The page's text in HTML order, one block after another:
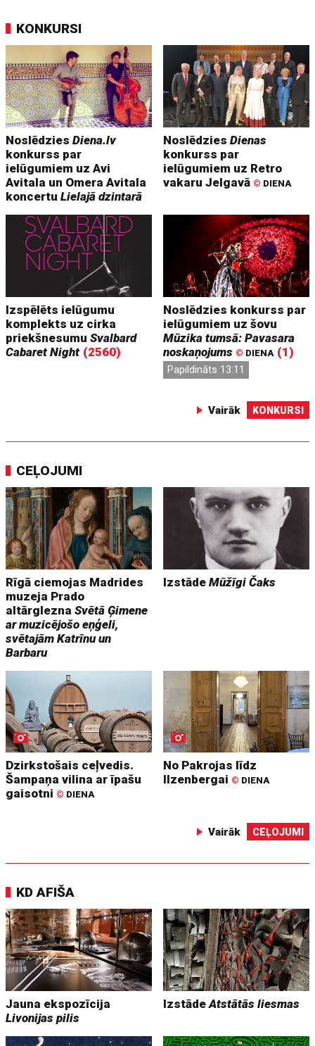
KONKURSI
NoslēdziesDiena.lv
konkurss par
ielūgumiem uz Avi
Avitala un Omera Avitala
koncertuLielajā dzintarā
NoslēdziesDienas
konkurss par
ielūgumiem uz Retro
vakaru Jelgavā © DIENA
Izspēlēts ielūgumu
komplekts uz cirka
priekšnesumuSvalbard
Cabaret Night (2560)
Noslēdzies konkurss par
ielūgumiem uz šovu
Mūzika tumsā: Pavasara
noskaņojums © DIENA (1)
Papildināts 13:11
Vairāk KONKURSI
CEĻOJUMI
Rīgā ciemojas Madrides
muzeja Prado
altārgleznaSvētā Ģimene
ar muzicējošo eņģeli,
svētajām Katrīnu un
Barbaru
IzstādeMūžīgi Čaks
Dzirkstošais ceļvedis.
Šampaņa vilina ar īpašu
gaisotni © DIENA
No Pakrojas līdz
Ilzenbergai © DIENA
Vairāk CEĻOJUMI
KD AFIŠA
Jauna ekspozīcija
Livonijas pilis
IzstādeAtstātās liesmas